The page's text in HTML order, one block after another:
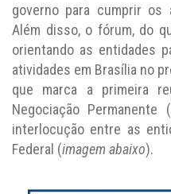
governo para cumprir os
Além disso, o fórum, do
orientando as entidades
atividades em Brasília no
que marca a primeira
Negociação Permanente
interlocução entre as
Federal (imagem abaixo).